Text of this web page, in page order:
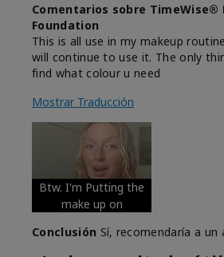
Comentarios sobre TimeWise®
Foundation
This is all use in my makeup
will continue to use it. The only
find what colour u need
Mostrar Traducción
Btw. I'm Putting the
make up on
Conclusión Sí, recomendaría a un